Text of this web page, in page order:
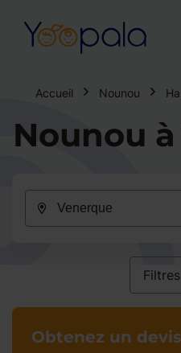
Accueil Nounou
Nounou
Filtres
Obtenez un